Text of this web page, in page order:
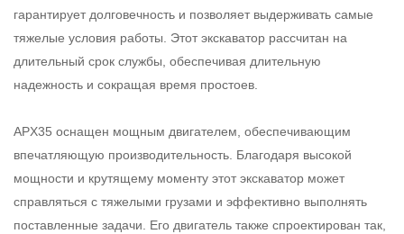
гарантирует долговечность и позволяет выдерживать самые
тяжелые условия работы. Этот экскаватор рассчитан на
длительный срок службы, обеспечивая длительную
надежность и сокращая время простоев.
APX35 оснащен мощным двигателем, обеспечивающим
впечатляющую производительность. Благодаря высокой
мощности и крутящему моменту этот экскаватор может
справляться с тяжелыми грузами и эффективно выполнять
поставленные задачи. Его двигатель также спроектирован так,